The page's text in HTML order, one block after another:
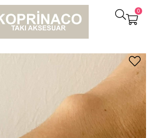
0
Özel Kaplama Gümüş Renk Örgü Kelepçe Bileklik